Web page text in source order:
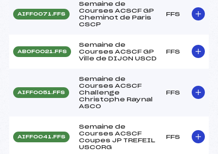
AIFF0071.FFS
Semaine de
Courses ACSCF GP
Cheminot de Paris
CSCP
FFS
ABOF0021.FFS
Semaine de
Courses ACSCF GP
Ville de DIJON USCD
FFS
AIFF0051.FFS
Semaine de
Courses ACSCF
Challenge
Christophe Raynal
ASCO
FFS
AIFF0041.FFS
Semaine de
Courses ACSCF
Coupes JP TREFEIL
USCORG
FFS